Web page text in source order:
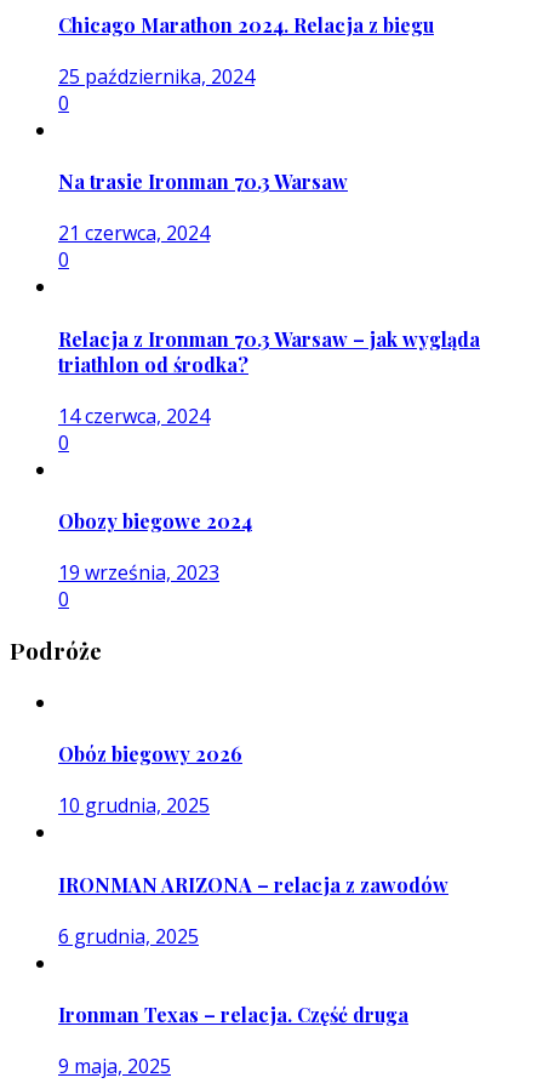
Chicago Marathon 2024. Relacja z biegu
25 października, 2024
0
Na trasie Ironman 70.3 Warsaw
21 czerwca, 2024
0
Relacja z Ironman 70.3 Warsaw – jak wygląda
triathlon od środka?
14 czerwca, 2024
0
Obozy biegowe 2024
19 września, 2023
0
Podróże
Obóz biegowy 2026
10 grudnia, 2025
IRONMAN ARIZONA – relacja z zawodów
6 grudnia, 2025
Ironman Texas – relacja. Część druga
9 maja, 2025